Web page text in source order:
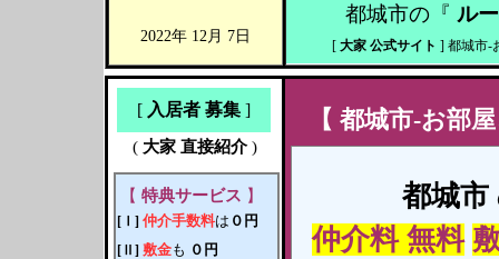
2022年 12月 7日
都城市の『 ル
[ 大家 公式サイト ] 都城市-
[ 入居者 募集 ]
( 大家 直接紹介)
【 特典サービス 】
[Ⅰ] 仲介手数料は ０円
[Ⅱ] 敷金も ０円
【 都城市-お部
都城市
仲介料 無料